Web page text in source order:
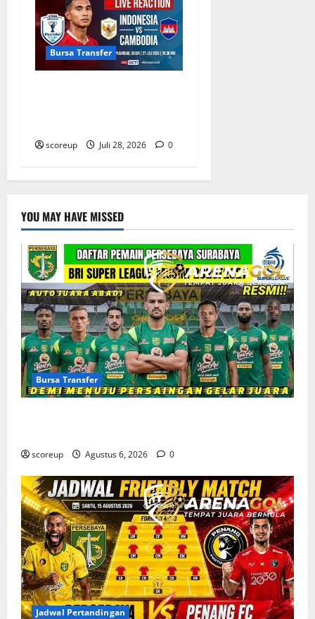
Bursa Transfer
scoreup Juli 28, 2026 0
YOU MAY HAVE MISSED
Bursa Transfer
scoreup Agustus 6, 2026 0
Jadwal Pertandingan